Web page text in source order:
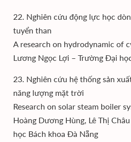
22. Nghiên cứu động lực học
tuyển than
A research on hydrodynamic of
Lương Ngọc Lợi – Trường Đại
23. Nghiên cứu hệ thống sản
năng lượng mặt trời
Research on solar steam boiler
Hoàng Dương Hùng, Lê Thị
học Bách khoa Đà Nẵng